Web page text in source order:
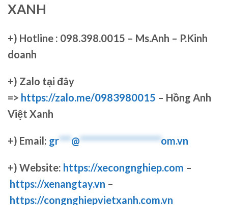
XANH
+) Hotline : 098.398.0015 – Ms.Anh – P.Kinh
doanh
+) Zalo tại đây
=> https://zalo.me/0983980015 – Hồng Anh
Việt Xanh
+) Email: gr***@********************om.vn
+) Website: https://xecongnghiep.com –
https://xenangtay.vn –
https://congnghiepvietxanh.com.vn